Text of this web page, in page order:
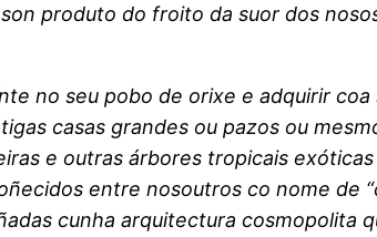
produto do froito da suor dos
no seu pobo de orixe e adquirir coa
casas grandes ou pazos ou
e outras árbores tropicais
entre nosoutros co nome de
cunha arquitectura cosmopolita